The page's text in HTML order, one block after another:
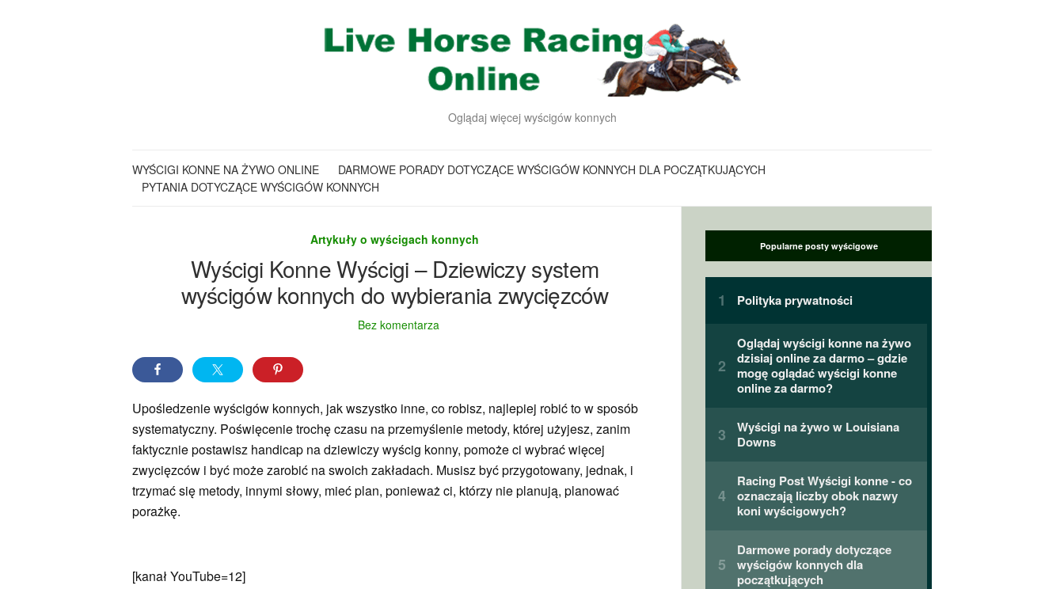
Oglądaj więcej wyścigów konnych
WYŚCIGI KONNE NA ŻYWO ONLINE
DARMOWE PORADY DOTYCZĄCE WYŚCIGÓW KONNYCH DLA POCZĄTKUJĄCYCH
PYTANIA DOTYCZĄCE WYŚCIGÓW KONNYCH
Artykuły o wyścigach konnych
Wyścigi Konne Wyścigi – Dziewiczy system
wyścigów konnych do wybierania zwycięzców
Bez komentarza
Upośledzenie wyścigów konnych, jak wszystko inne, co robisz, najlepiej robić to w sposób
systematyczny. Poświęcenie trochę czasu na przemyślenie metody, której użyjesz, zanim
faktycznie postawisz handicap na dziewiczy wyścig konny, pomoże ci wybrać więcej
zwycięzców i być może zarobić na swoich zakładach. Musisz być przygotowany, jednak, i
trzymać się metody, innymi słowy, mieć plan, ponieważ ci, którzy nie planują, planować
porażkę.
[kanał YouTube=12]
Popularne posty wyścigowe
Polityka prywatności
Oglądaj wyścigi konne na żywo
dzisiaj online za darmo – gdzie
mogę oglądać wyścigi konne
online za darmo?
Wyścigi na żywo w Louisiana
Downs
Racing Post Wyścigi konne - co
oznaczają liczby obok nazwy
koni wyścigowych?
Darmowe porady dotyczące
wyścigów konnych dla
początkujących